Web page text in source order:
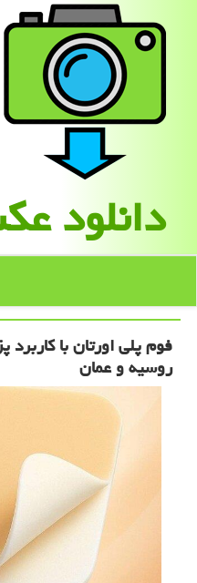
دانلود
فوم پلی اورتان با
روسیه و عمان